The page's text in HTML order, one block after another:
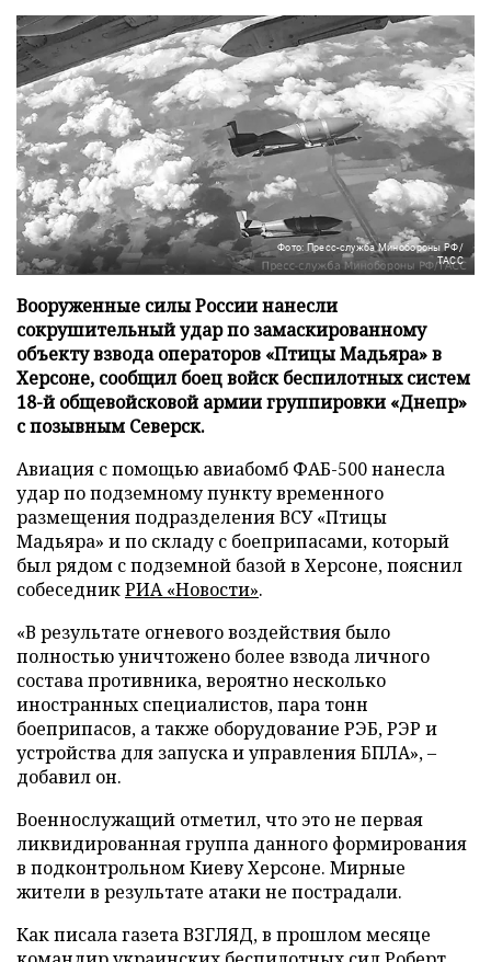
Фото: Пресс-служба Минобороны РФ/
ТАСС
Вооруженные силы России нанесли
сокрушительный удар по замаскированному
объекту взвода операторов «Птицы Мадьяра» в
Херсоне, сообщил боец войск беспилотных систем
18-й общевойсковой армии группировки «Днепр»
с позывным Северск.
Авиация с помощью авиабомб ФАБ-500 нанесла
удар по подземному пункту временного
размещения подразделения ВСУ «Птицы
Мадьяра» и по складу с боеприпасами, который
был рядом с подземной базой в Херсоне, пояснил
собеседникРИА «Новости».
«В результате огневого воздействия было
полностью уничтожено более взвода личного
состава противника, вероятно несколько
иностранных специалистов, пара тонн
боеприпасов, а также оборудование РЭБ, РЭР и
устройства для запуска и управления БПЛА», –
добавил он.
Военнослужащий отметил, что это не первая
ликвидированная группа данного формирования
в подконтрольном Киеву Херсоне. Мирные
жители в результате атаки не пострадали.
Как писала газета ВЗГЛЯД, в прошлом месяце